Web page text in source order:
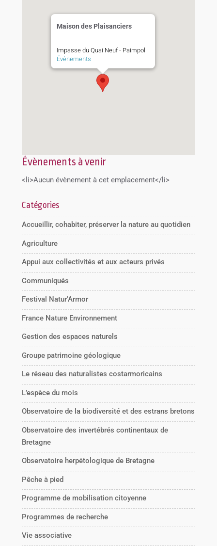
Maison des Plaisanciers
Impasse du Quai Neuf - Paimpol
Évènements
Évènements à venir
<li>Aucun évènement à cet emplacement</li>
Catégories
Accueillir, cohabiter, préserver la nature au quotidien
Agriculture
Appui aux collectivités et aux acteurs privés
Communiqués
Festival Natur'Armor
France Nature Environnement
Gestion des espaces naturels
Groupe patrimoine géologique
Le réseau des naturalistes costarmoricains
L’espèce du mois
Observatoire de la biodiversité et des estrans bretons
Observatoire des invertébrés continentaux de
Bretagne
Observatoire herpétologique de Bretagne
Pêche à pied
Programme de mobilisation citoyenne
Programmes de recherche
Vie associative